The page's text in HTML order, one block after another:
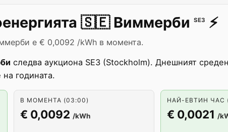
🇸🇪 Виммерби SE3 ⚡️
е € 0,0092 /kWh в момента.
следва аукциона SE3 (Stockholm). Днешният
годината.
В МОМЕНТА (03:00)
€ 0,0092 /kWh
НАЙ-ЕВТИН ЧАС
€ 0,0021 /